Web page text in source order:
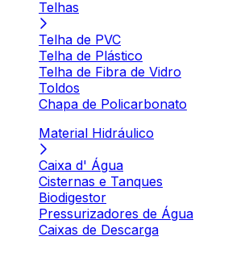
Telhas
Telha de PVC
Telha de Plástico
Telha de Fibra de Vidro
Toldos
Chapa de Policarbonato
Material Hidráulico
Caixa d' Água
Cisternas e Tanques
Biodigestor
Pressurizadores de Água
Caixas de Descarga